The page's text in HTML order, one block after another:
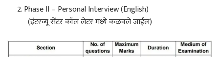
Phase II – Personal Interview (English)
(इंटरव्यू सेंटर कॉल लेटर मध्ये कळवले जाईल)